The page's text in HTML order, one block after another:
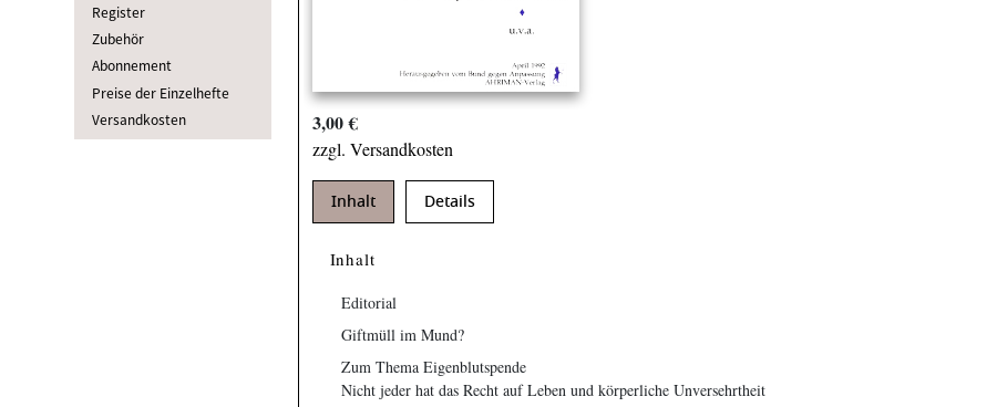
Register
Zubehör
Abonnement
Preise der Einzelhefte
Versandkosten
3,00 €
zzgl. Versandkosten
Inhalt Details
Inhalt
Editorial
Giftmüll im Mund?
Zum Thema Eigenblutspende
Nicht jeder hat das Recht auf Leben und körperliche Unversehrtheit